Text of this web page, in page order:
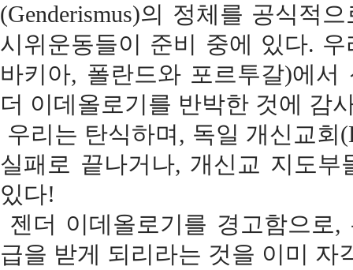
(Genderismus)의 정체를 공식적
시위운동들이 준비 중에 있다.
바키아, 폴란드와 포르투갈)에
더 이데올로기를 반박한 것에 감
우리는 탄식하며, 독일 개신교회
실패로 끝나거나, 개신교 지도
있다!
젠더 이데올로기를 경고함으로
급을 받게 되리라는 것을 이미 자